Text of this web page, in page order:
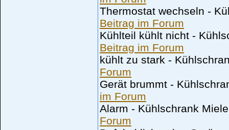
Thermostat wechseln -
Beitrag im Forum
Kühlteil kühlt nicht -
Beitrag im Forum
kühlt zu stark -
Forum
Gerät brummt -
im Forum
Alarm - Kühlschrank
Forum